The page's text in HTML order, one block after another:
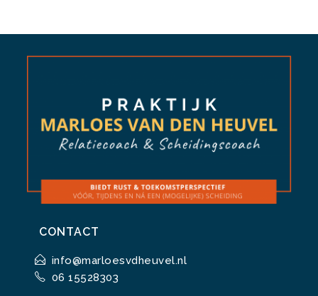
CONTACT
info@marloesvdheuvel.nl
06 15528303